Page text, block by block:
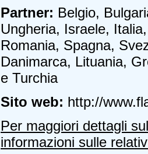
Partner: Belgio,
Ungheria, Israele,
Romania, Spagna,
Danimarca, Lituania,
e Turchia
Sito web: http://
Per maggiori dettagli
informazioni sulle